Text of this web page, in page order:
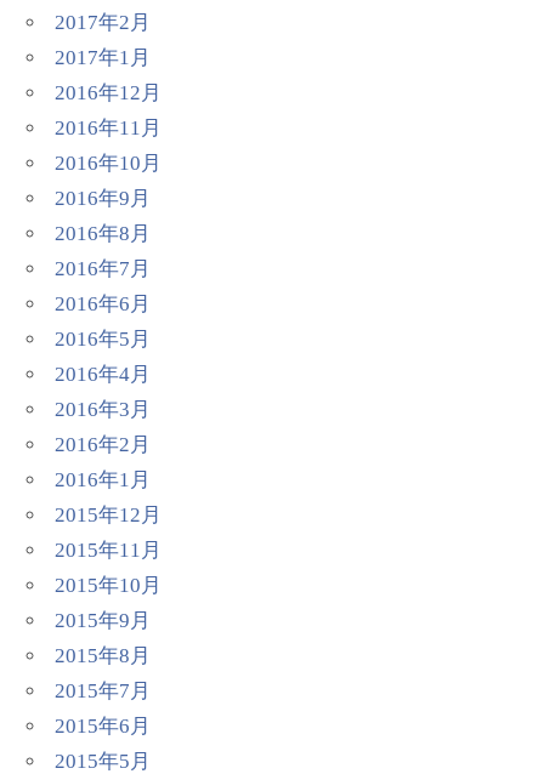
2017年2月
2017年1月
2016年12月
2016年11月
2016年10月
2016年9月
2016年8月
2016年7月
2016年6月
2016年5月
2016年4月
2016年3月
2016年2月
2016年1月
2015年12月
2015年11月
2015年10月
2015年9月
2015年8月
2015年7月
2015年6月
2015年5月